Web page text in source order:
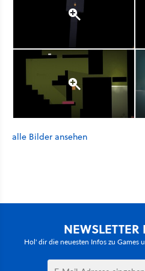
alle Bilder ansehen
NEWSLETTER
Hol' dir die neuesten Infos zu Games